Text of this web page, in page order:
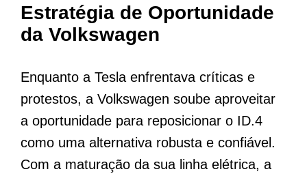
Estratégia de Oportunidade
da Volkswagen
Enquanto a Tesla enfrentava críticas e
protestos, a Volkswagen soube aproveitar
a oportunidade para reposicionar o ID.4
como uma alternativa robusta e confiável.
Com a maturação da sua linha elétrica, a